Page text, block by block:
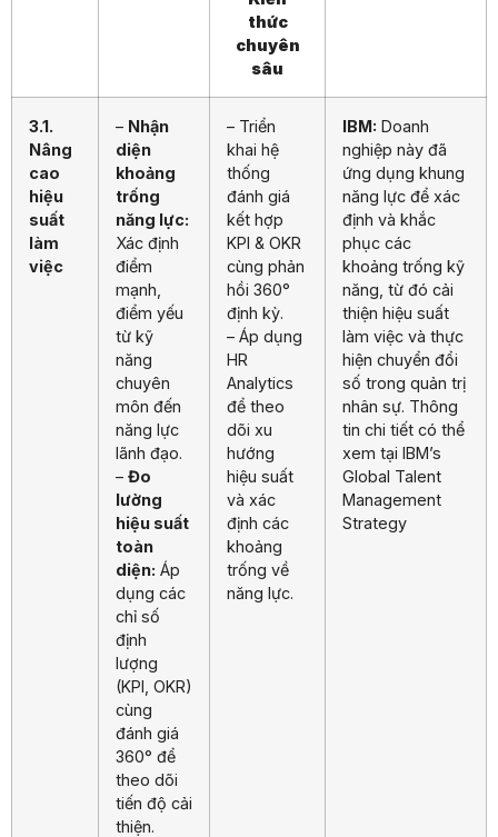
thức
chuyên
sâu
3.1.
Nâng
cao
hiệu
suất
làm
việc
– Nhận
diện
khoảng
trống
năng lực:
Xác định
điểm
mạnh,
điểm yếu
từ kỹ
năng
chuyên
môn đến
năng lực
lãnh đạo.
– Đo
lường
hiệu suất
toàn
diện: Áp
dụng các
chỉ số
định
lượng
(KPI, OKR)
cùng
đánh giá
360° để
theo dõi
tiến độ cải
thiện.
– Triển
khai hệ
thống
đánh giá
kết hợp
KPI & OKR
cùng phản
hồi 360°
định kỳ.
– Áp dụng
HR
Analytics
để theo
dõi xu
hướng
hiệu suất
và xác
định các
khoảng
trống về
năng lực.
IBM: Doanh
nghiệp này đã
ứng dụng khung
năng lực để xác
định và khắc
phục các
khoảng trống kỹ
năng, từ đó cải
thiện hiệu suất
làm việc và thực
hiện chuyển đổi
số trong quản trị
nhân sự. Thông
tin chi tiết có thể
xem tại IBM’s
Global Talent
Management
Strategy